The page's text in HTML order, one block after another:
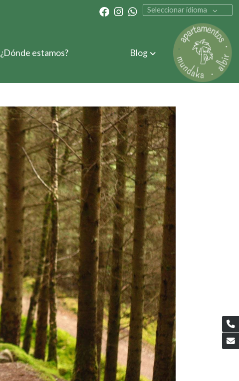
Seleccionar idioma
¿Dónde estamos? Blog